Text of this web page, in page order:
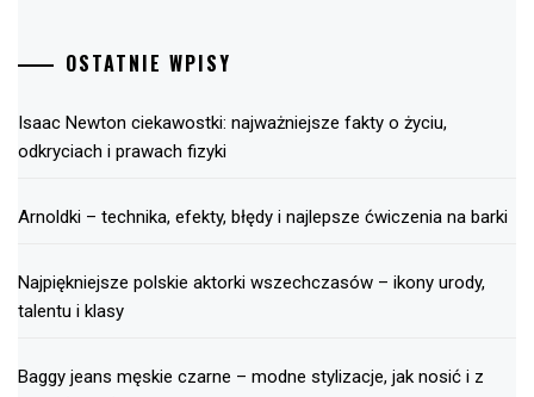
OSTATNIE WPISY
Isaac Newton ciekawostki: najważniejsze fakty o życiu,
odkryciach i prawach fizyki
Arnoldki – technika, efekty, błędy i najlepsze ćwiczenia na barki
Najpiękniejsze polskie aktorki wszechczasów – ikony urody,
talentu i klasy
Baggy jeans męskie czarne – modne stylizacje, jak nosić i z